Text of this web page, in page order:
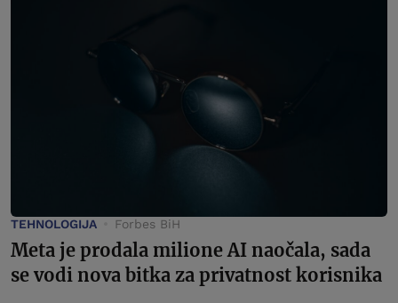
TEHNOLOGIJA Forbes BiH
Meta je prodala milione AI naočala, sada
se vodi nova bitka za privatnost korisnika